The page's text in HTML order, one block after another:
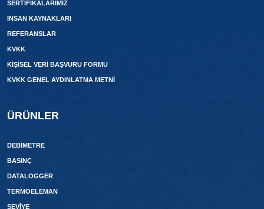
SERTIFIKALARIMIZ
İNSAN KAYNAKLARI
REFERANSLAR
KVKK
KIŞISEL VERI BAŞVURU FORMU
KVKK GENEL AYDINLATMA METNI
ÜRÜNLER
DEBIMETRE
BASINÇ
DATALOGGER
TERMOELEMAN
SEVİYE